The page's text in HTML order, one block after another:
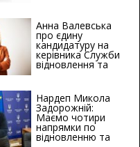
Анна Валевська
про єдину
кандидатуру на
керівника Служби
відновлення та
Хіба...
Нардеп Микола
Задорожній:
Маємо чотири
напрямки по
відновленню та